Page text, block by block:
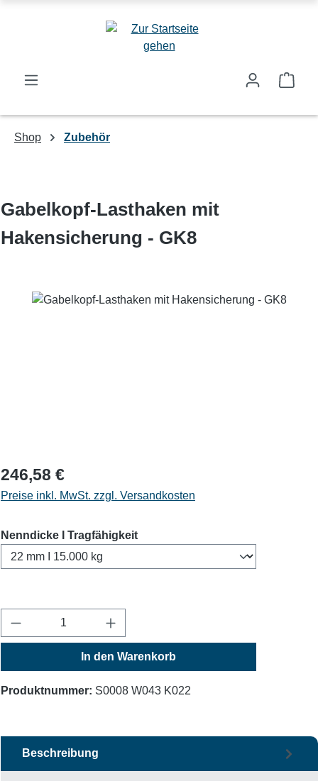
Shop Zubehör
Gabelkopf-Lasthaken mit
Hakensicherung - GK8
Bildergalerie überspringen
246,58 €
Preise inkl. MwSt. zzgl. Versandkosten
Nenndicke I Tragfähigkeitauswählen
Produkt Anzahl: Gib den gewünschten Wert
In den Warenkorb
Produktnummer: S0008 W043 K022
Beschreibung